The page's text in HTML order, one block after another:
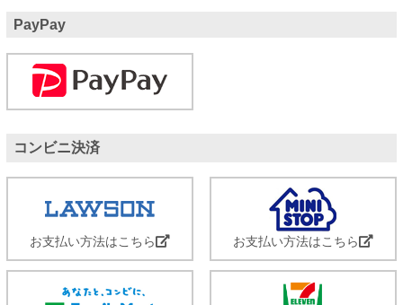
PayPay
コンビニ決済
お支払い方法はこちら お支払い方法はこちら